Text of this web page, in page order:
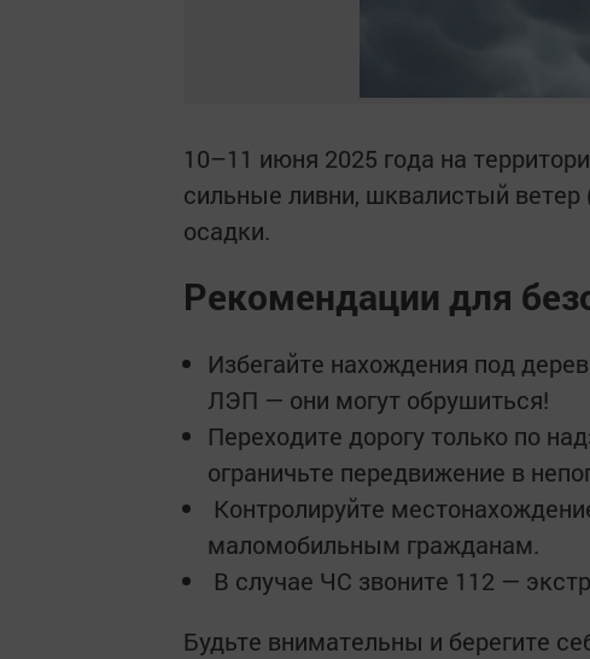
10–11 июня 2025 года на
сильные ливни, шквалистый
осадки.
Рекомендации для
Избегайте нахождения под
ЛЭП — они могут обрушиться!
Переходите дорогу только по
ограничьте передвижение в
Контролируйте
маломобильным гражданам.
В случае ЧС звоните 112 —
Будьте внимательны и берегите